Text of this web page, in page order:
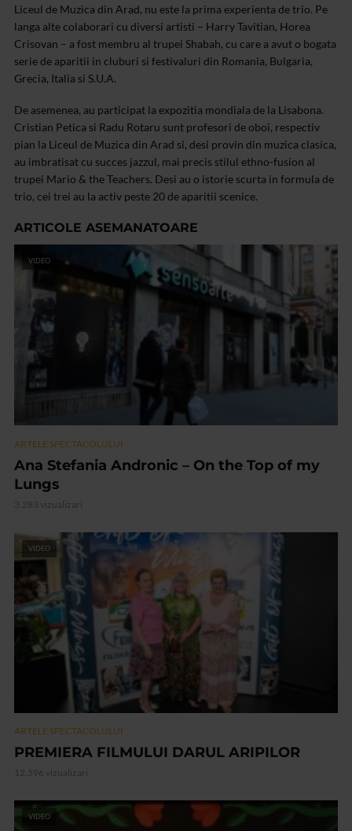
Liceul de Muzica din Arad, nu este la prima experienta de trio. Pe
langa alte colaborari cu diversi artisti – Harry Tavitian, Horea
Crisovan – a fost membru al trupei Shabah, cu care a avut o bogata
serie de aparitii in cluburi si festivaluri din Romania, Bulgaria,
Grecia, Italia si S.U.A.
De asemenea, au participat la expozitia mondiala de la Lisabona.
Cristian Petica si Radu Rotaru sunt profesori de oboi, respectiv
pian la Liceul de Muzica din Arad si, desi provin din muzica clasica,
au imbratisat cu succes jazzul, mai precis stilul ethno-fusion al
trupei Mario & the Teachers. Desi au o istorie scurta in formula de
trio, cei trei au la activ peste 20 de aparitii scenice.
ARTICOLE ASEMANATOARE
VIDEO
ARTELE SPECTACOLULUI
Ana Stefania Andronic – On the Top of my
Lungs
3.283 vizualizari
VIDEO
ARTELE SPECTACOLULUI
PREMIERA FILMULUI DARUL ARIPILOR
12.596 vizualizari
VIDEO